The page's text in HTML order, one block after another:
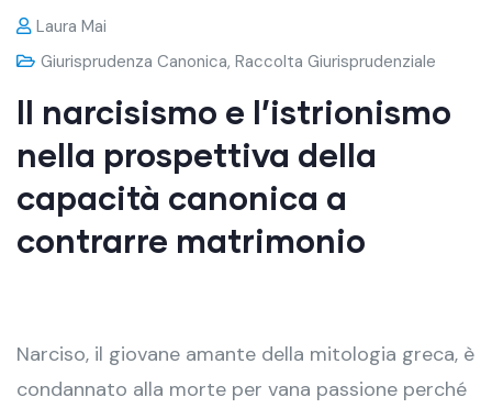
Laura Mai
Giurisprudenza Canonica, Raccolta Giurisprudenziale
Il narcisismo e l’istrionismo
nella prospettiva della
capacità canonica a
contrarre matrimonio
Narciso, il giovane amante della mitologia greca, è
condannato alla morte per vana passione perché